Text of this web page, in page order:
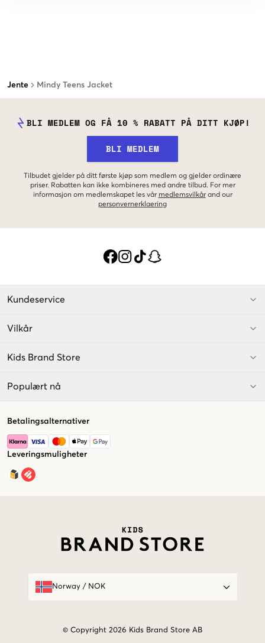
Jente Mindy Teens Jacket
BLI MEDLEM OG FÅ 10 % RABATT PÅ DITT KJØP!
BLI MEDLEM
Tilbudet gjelder på ditt første kjøp som medlem og gjelder ordinære
priser. Rabatten kan ikke kombineres med andre tilbud. For mer
informasjon om medlemskapet les vår medlemsvilkår and our
personvernerklaering
Kundeservice
Vilkår
Kids Brand Store
Populært nå
Betalingsalternativer
Leveringsmuligheter
Norway/ NOK
© Copyright 2026 Kids Brand Store AB